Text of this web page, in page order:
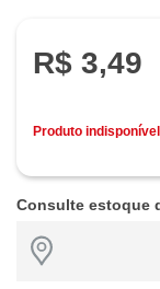
R$ 3,49
Produto indisponível
Consulte estoque